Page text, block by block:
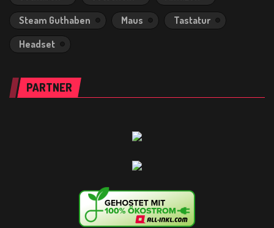
Steam Guthaben
Maus
Tastatur
Headset
PARTNER